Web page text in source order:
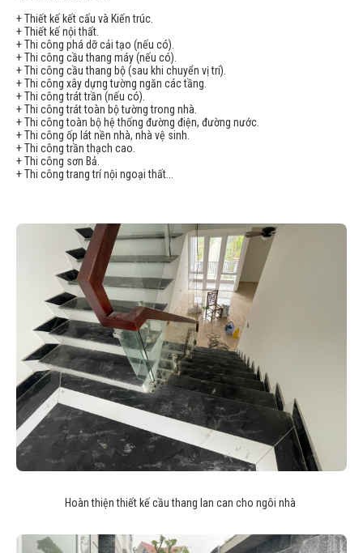
+ Thiết kế kết cấu và Kiến trúc.
+ Thiết kế nội thất.
+ Thi công phá dỡ cải tạo (nếu có).
+ Thi công cầu thang máy (nếu có).
+ Thi công cầu thang bộ (sau khi chuyển vị trí).
+ Thi công xây dựng tường ngăn các tầng.
+ Thi công trát trần (nếu có).
+ Thi công trát toàn bộ tường trong nhà.
+ Thi công toàn bộ hệ thống đường điện, đường nước.
+ Thi công ốp lát nền nhà, nhà vệ sinh.
+ Thi công trần thạch cao.
+ Thi công sơn Bả.
+ Thi công trang trí nội ngoại thất...
Hoàn thiện thiết kế cầu thang lan can cho ngôi nhà